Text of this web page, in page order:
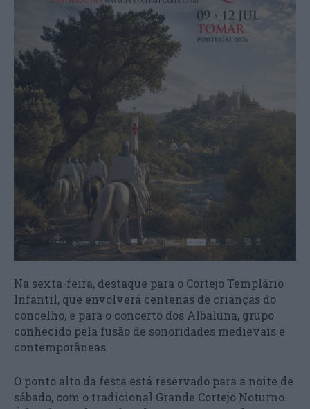
Na sexta-feira, destaque para o Cortejo Templário
Infantil, que envolverá centenas de crianças do
concelho, e para o concerto dos Albaluna, grupo
conhecido pela fusão de sonoridades medievais e
contemporâneas.
O ponto alto da festa está reservado para a noite de
sábado, com o tradicional Grande Cortejo Noturno.